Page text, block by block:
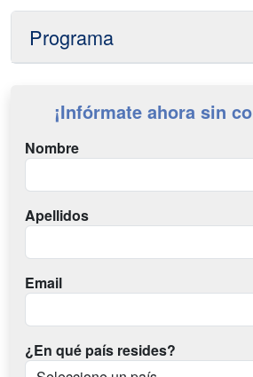
Programa
¡Infórmate ahora sin
Nombre
Apellidos
Email
¿En qué país resides?